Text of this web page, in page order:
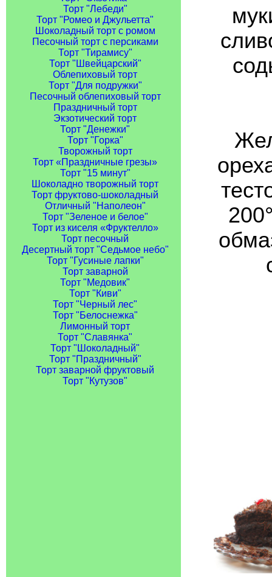
Торт "Лебеди"
Торт "Ромео и Джульетта"
Шоколадный торт с ромом
Песочный торт с персиками
Торт "Тирамису"
Торт "Швейцарский"
Облепиховый торт
Торт "Для подружки"
Песочный облепиховый торт
Праздничный торт
Экзотический торт
Торт "Денежки"
Торт "Горка"
Творожный торт
Торт «Праздничные грезы»
Торт "15 минут"
Шоколадно творожный торт
Торт фруктово-шоколадный
Отличный "Наполеон"
Торт "Зеленое и белое"
Торт из киселя «Фруктелло»
Торт песочный
Десертный торт "Седьмое небо"
Торт "Гусиные лапки"
Торт заварной
Торт "Медовик"
Торт "Киви"
Торт "Черный лес"
Торт "Белоснежка"
Лимонный торт
Торт "Славянка"
Торт "Шоколадный"
Торт "Праздничный"
Торт заварной фруктовый
Торт "Кутузов"